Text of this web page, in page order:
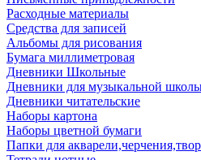
Расходные материалы
Средства для записей
Альбомы для рисования
Бумага миллиметровая
Дневники Школьные
Дневники для музыкальной
Дневники читательские
Наборы картона
Наборы цветной бумаги
Папки для